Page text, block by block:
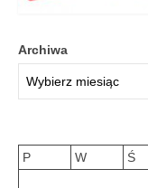
Archiwa
P
W Ś